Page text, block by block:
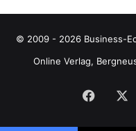
© 2009 - 2026 Business-
Online Verlag,